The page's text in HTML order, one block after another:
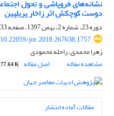
نشانه‌های فروپاشی و تحول
دوست کوچکش اثر زاخار پریلِپین
دوره 23، شماره 2، بهمن 1397، صفحه
10.22059/jor.2018.267638.1757
زهرا محمدی، راحله محمودی
مشاهده مقاله
اصل مقاله K
مقالات آماده انتشار